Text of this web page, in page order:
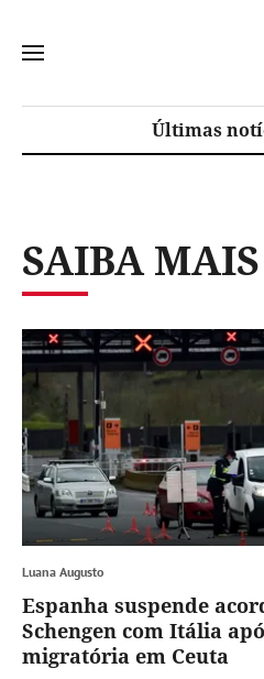
Últimas
SAIBA MAIS
Luana Augusto
Espanha suspende
Schengen com Itália
migratória em Ceuta